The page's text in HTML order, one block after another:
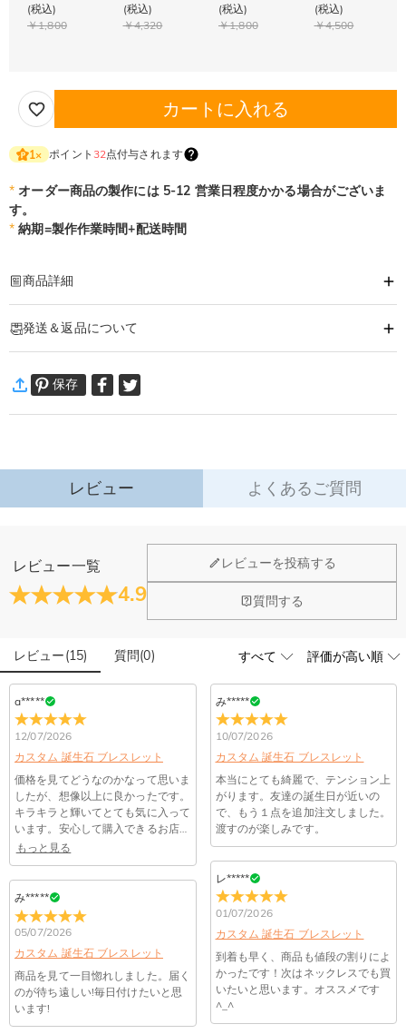
(税込)
￥1,800
(税込)
￥4,320
(税込)
￥1,800
(税込)
￥4,500
カートに入れる
1× ポイント 32点付与されます
* オーダー商品の製作には 5-12 営業日程度かかる場合がございま
す。
* 納期=製作作業時間+配送時間
商品詳細
あなたの気持ちを形に出来るオーダーメイドのブレスレットです。
大切な人へ、自分へのご褒美に。特別な時に贈るオリジナルアクセサリー。
あなただけの一品をおつくりします。
発送＆返品について
万一、ご注文商品にご満足いただけない場合は、商品が到着後60日
保存
レビュー よくあるご質問
レビュー一覧
4.9
レビューを投稿する
質問する
レビュー(15) 質問(0)
a*****
12/07/2026
カスタム 誕生石 ブレスレット
価格を見てどうなのかなって思いま
したが、想像以上に良かったです。
キラキラと輝いてとても気に入って
います。安心して購入できるお店で
した。
もっと見る
み*****
05/07/2026
カスタム 誕生石 ブレスレット
商品を見て一目惚れしました。届く
のが待ち遠しい!毎日付けたいと思
います!
み*****
10/07/2026
カスタム 誕生石 ブレスレット
本当にとても綺麗で、テンション上
がります。友達の誕生日が近いの
で、もう１点を追加注文しました。
渡すのが楽しみです。
レ*****
01/07/2026
カスタム 誕生石 ブレスレット
到着も早く、商品も値段の割りによ
かったです！次はネックレスでも買
いたいと思います。オススメです
^_^
ジュエリーについて
店頭や実店舗とかありますか？
店舗に費やす家賃や保険、人的労力等のコストを節約して、商
営しております。
輝きと高い硬度を誇る最高級品質グレード5Aのキューピッド
ジルコニアを使用しており、その中でも専門の職人によるカッ
トを施し、最上級位のスーパーキュービックジルコニアとなり
ます。
こちらの商品を身に付けると、肌が緑色に変色しま
すか？
いいえ、肌を緑色に変色させたのは真鍮や銅が含まれた製品で
す。Drawelryの製品は18Kゴールドコーティング5回も施し、
品質は国際検証機関SGSによって検証されています。
配送＆返品について
送料はいくらですか？
送料は配送方法によって異なります。通常配送は送料が1,620
円で、11,700円以上で無料になります。速達配送は送料が
4,680円になります。ご注文金額が25,200以上なら速達配送も
無料となります。（一部離島や遠方へご発送の場合、中継料が
別途加算されます。）
注文した商品はいつ届きますか？
納期=製作作業時間+配送時間 受注製作品のため、ご入金を確
認してから制作となります。大量生産品ではなく、一つ一つ手
でお作りしており、予定作業時間は商品ページに記載しており
ます。そしてご購入の際にお選び頂いた「配送方法」の選択に
よって、お届け日数が異なります。詳細は
確認ください。.
商品に納品書などの明細書は同梱されますか？
ご注文の納品書・領収書といった明細書は商品に同梱しており
ません。領収書発行をご希望の場合は、ご注文明細をメールに
てご確認ください。
商品を海外へ直接発送することは可能でしょうか。
はい、対応可能です。海外配送をご希望の場合は、カスタマー
サポートまで詳しい海外配送先情報をお送りください。配送先
の国・地域によって送料が異なります。また、海外配送の際は
受取人様に関税が発生する場合がございます。
返品・交換はできますか？
お客様が商品受け取り後、60日以内の未使用品の返品は可能で
す。受注生産品のため、返品は50%の返品手数料(材料費)が発
生致します。詳細は
キャンセル/返品について
さい。.
注文＆支払いについて
注文後に注文の内容を変更できますか？